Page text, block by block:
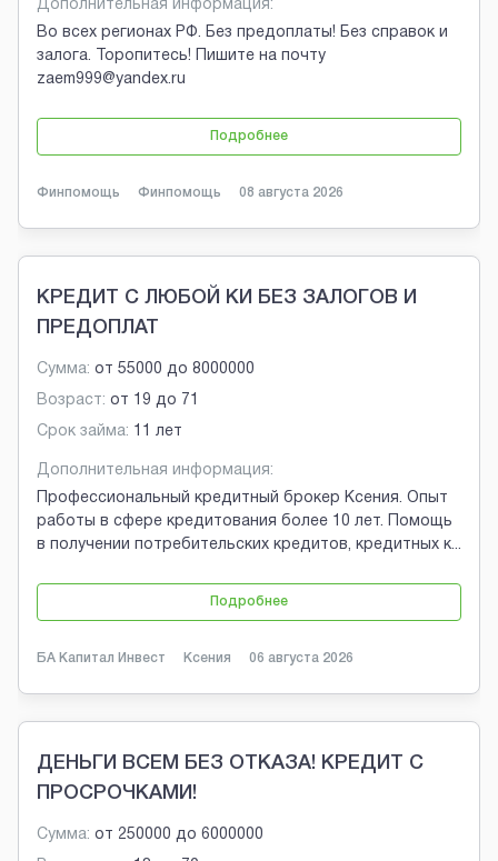
Дополнительная информация:
Во всех регионах РФ. Без предоплаты! Без справок и
залога. Торопитесь! Пишите на почту
zaem999@yandex.ru
Подробнее
Финпомощь Финпомощь 08 августа 2026
КРЕДИТ С ЛЮБОЙ КИ БЕЗ ЗАЛОГОВ И
ПРЕДОПЛАТ
Сумма: от 55000 до 8000000
Возраст: от 19 до 71
Срок займа: 11 лет
Дополнительная информация:
Профессиональный кредитный брокер Ксения. Опыт
работы в сфере кредитования более 10 лет. Помощь
в получении потребительских кредитов, кредитных к...
Подробнее
БА Капитал Инвест Ксения 06 августа 2026
ДЕНЬГИ ВСЕМ БЕЗ ОТКАЗА! КРЕДИТ С
ПРОСРОЧКАМИ!
Сумма: от 250000 до 6000000